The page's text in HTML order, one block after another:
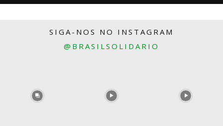
SIGA-NOS NO INSTAGRAM
@BRASILSOLIDARIO